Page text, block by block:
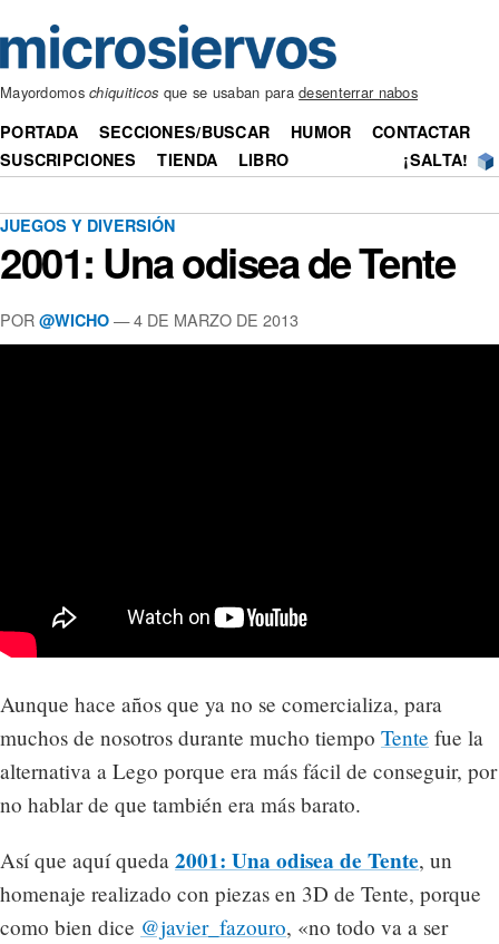
Mayordomoschiquiticos que se usaban paradesenterrar nabos
PORTADA SECCIONES/BUSCAR HUMOR
CONTACTAR
SUSCRIPCIONES
TIENDA LIBRO ¡SALTA!
JUEGOS Y DIVERSIÓN
2001: Una odisea de Tente
POR @WICHO — 4 DE MARZO DE 2013
Aunque hace años que ya no se comercializa, para
muchos de nosotros durante mucho tiempo Tente fue la
alternativa a Lego porque era más fácil de conseguir, por
no hablar de que también era más barato.
Así que aquí queda 2001: Una odisea de Tente, un
homenaje realizado con piezas en 3D de Tente, porque
como bien dice @javier_fazouro, «no todo va a ser